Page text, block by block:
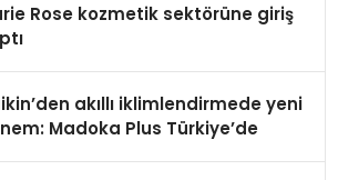
Rose kozmetik sektörüne giriş
akıllı iklimlendirmede yeni
Madoka Plus Türkiye’de